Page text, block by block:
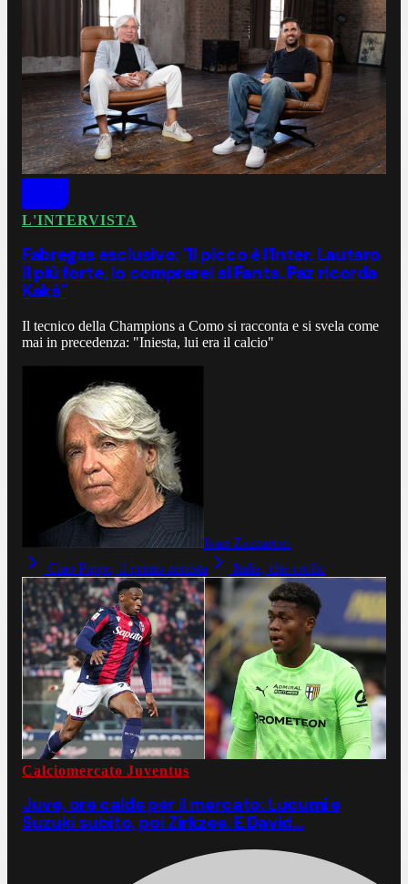
L'INTERVISTA
Fabregas esclusivo: "Il picco è l'Inter. Lautaro
il più forte, lo comprerei al Fanta. Paz ricorda
Kakà"
Il tecnico della Champions a Como si racconta e si svela come
mai in precedenza: "Iniesta, lui era il calcio"
Ivan Zazzaroni
Ciao Pippo, il primo zonista
Italia, che crollo
Calciomercato Juventus
Juve, ore calde per il mercato: Lucumi e
Suzuki subito, poi Zirkzee. E David…